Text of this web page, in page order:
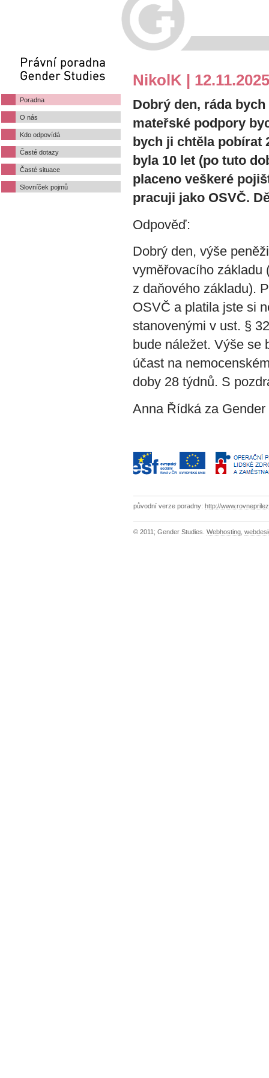
Poradna
O nás
Kdo odpovídá
Časté dotazy
Časté situace
Slovníček pojmů
NikolK |
Dobrý den, ráda
mateřské podpory
bych ji chtěla pobírat
byla 10 let (po tuto
placeno veškeré
pracuji jako OSVČ.
Odpověď:
Dobrý den, výše
vyměřovacího základu
z daňového základu).
OSVČ a platila jste si
stanovenými v ust. §
bude náležet. Výše se
účast na
doby 28 týdnů. S
Anna Řídká za
původní verze poradny: http://
© 2011; Gender Studies. Webhosting,